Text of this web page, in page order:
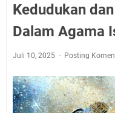
Kedudukan
Dalam Agama
Juli 10, 2025 Posting